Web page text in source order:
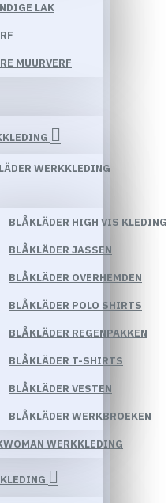
LAK
MUURVERF
WERKKLEDING
BLÅKLÄDER HIGH VIS KLEDING
BLÅKLÄDER JASSEN
BLÅKLÄDER OVERHEMDEN
BLÅKLÄDER POLO SHIRTS
BLÅKLÄDER REGENPAKKEN
BLÅKLÄDER T-SHIRTS
BLÅKLÄDER VESTEN
BLÅKLÄDER WERKBROEKEN
WERKKLEDING